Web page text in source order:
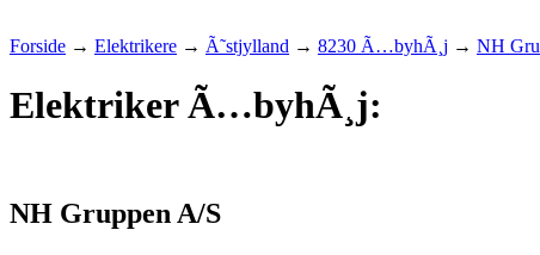
Forside → Elektrikere → Ã˜stjylland → 8230 Ã…byhÃ¸j → NH
Elektriker Ã…byhÃ¸j:
NH Gruppen A/S